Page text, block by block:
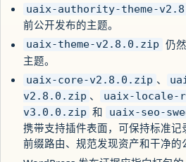
uaix-authority-theme-
前公开发布的主题。
uaix-theme-v2.8.0.zip
仍
主题。
uaix-core-v2.8.0.zip 、
v2.8.0.zip 、
uaix-locale-
v3.0.0.zip 和 uaix-seo-
携带支持插件表面，可保持标准记
前缀路由、规范发现资产和干净的